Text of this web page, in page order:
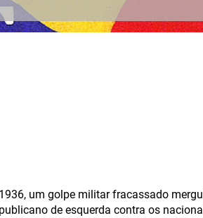
um golpe militar fracassado
de esquerda contra os